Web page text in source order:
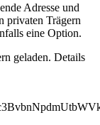
Adresse und
privaten Trägern
eine Option.
geladen. Details